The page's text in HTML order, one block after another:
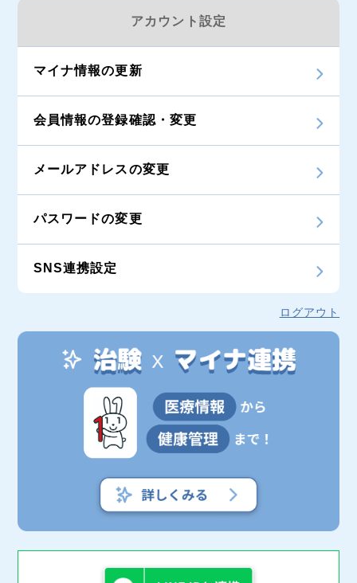
アカウント設定
マイナ情報の更新
会員情報の登録確認・変更
メールアドレスの変更
パスワードの変更
SNS連携設定
ログアウト